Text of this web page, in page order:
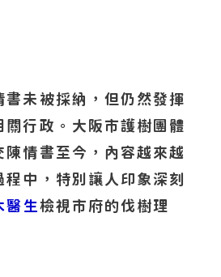
書未被採納，但仍然發揮
關行政。大阪市護樹團體
陳情書至今，內容越來越
中，特別讓人印象深刻
醫生檢視市府的伐樹理